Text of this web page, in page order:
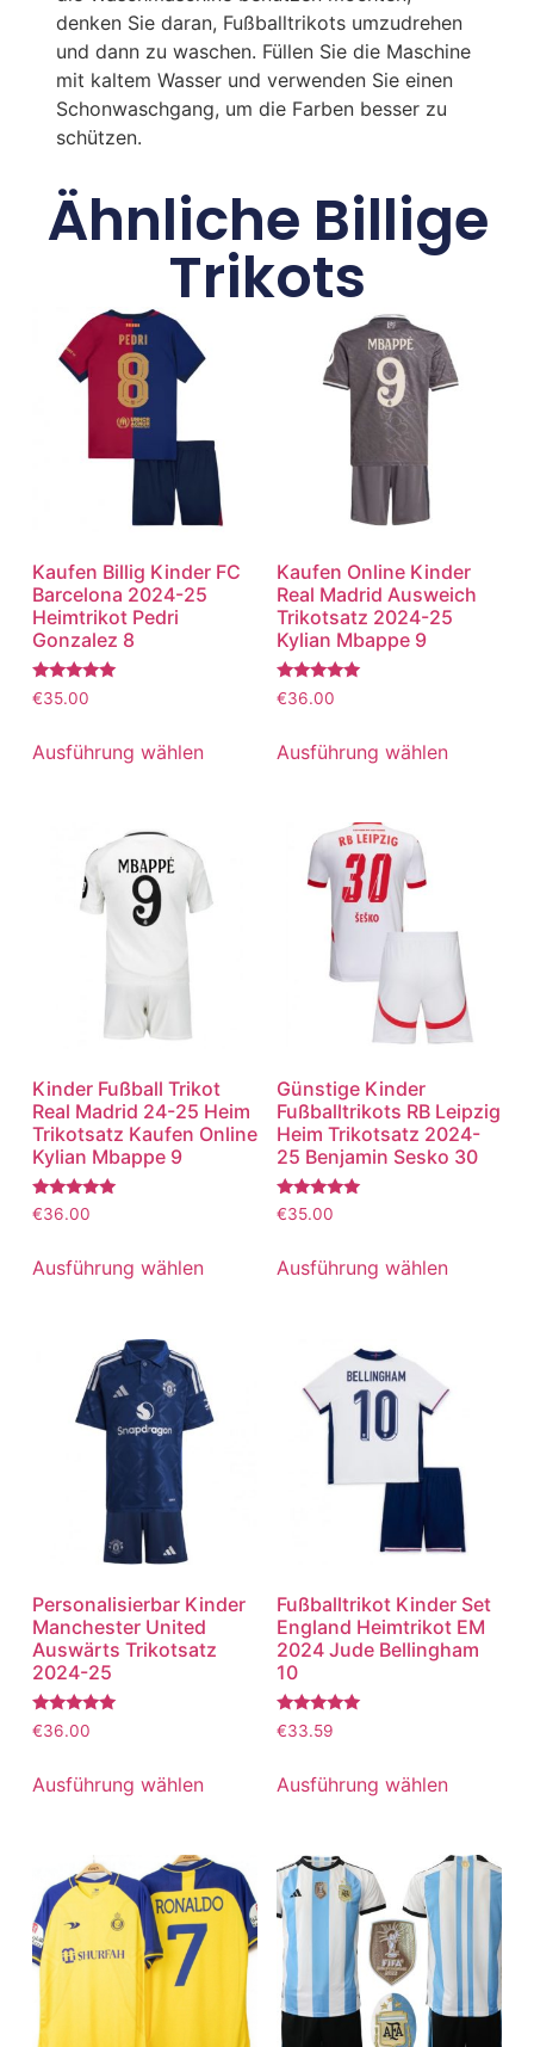
denken Sie daran, Fußballtrikots umzudrehen
und dann zu waschen. Füllen Sie die Maschine
mit kaltem Wasser und verwenden Sie einen
Schonwaschgang, um die Farben besser zu
schützen.
Ähnliche Billige
Trikots
Kaufen Billig Kinder FC
Barcelona 2024-25
Heimtrikot Pedri
Gonzalez 8
Bewertet
mit
€35.00
Ausführung wählen
Kaufen Online Kinder
Real Madrid Ausweich
Trikotsatz 2024-25
Kylian Mbappe 9
Bewertet
mit
€36.00
Ausführung wählen
Kinder Fußball Trikot
Real Madrid 24-25 Heim
Trikotsatz Kaufen Online
Kylian Mbappe 9
Bewertet
mit
von 5
€36.00
Ausführung wählen
Günstige Kinder
Fußballtrikots RB Leipzig
Heim Trikotsatz 2024-
25 Benjamin Sesko 30
Bewertet
mit
von 5
€35.00
Ausführung wählen
Personalisierbar Kinder
Manchester United
Auswärts Trikotsatz
2024-25
Bewertet
mit
€36.00
Ausführung wählen
Fußballtrikot Kinder Set
England Heimtrikot EM
2024 Jude Bellingham
10
Bewertet
mit
€33.59
Ausführung wählen